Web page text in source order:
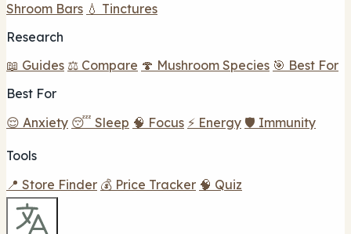
Shroom Bars 💧 Tinctures
Research
📖 Guides ⚖️ Compare 🍄 Mushroom Species 🎯 Best For
Best For
😌 Anxiety 😴 Sleep 🧠 Focus ⚡ Energy 🛡️ Immunity
Tools
📍 Store Finder 💰 Price Tracker 🧠 Quiz